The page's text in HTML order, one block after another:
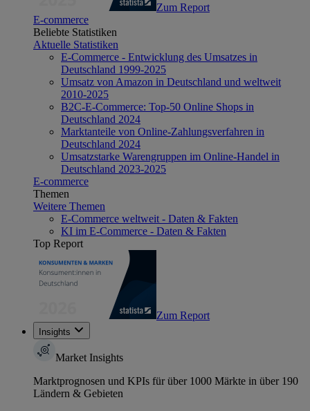
Zum Report
E-commerce
Beliebte Statistiken
Aktuelle Statistiken
E-Commerce - Entwicklung des Umsatzes in
Deutschland 1999-2025
Umsatz von Amazon in Deutschland und weltweit
2010-2025
B2C-E-Commerce: Top-50 Online Shops in
Deutschland 2024
Marktanteile von Online-Zahlungsverfahren in
Deutschland 2024
Umsatzstarke Warengruppen im Online-Handel in
Deutschland 2023-2025
E-commerce
Themen
Weitere Themen
E-Commerce weltweit - Daten & Fakten
KI im E-Commerce - Daten & Fakten
Top Report
Zum Report
Insights
Market Insights
Marktprognosen und KPIs für über 1000 Märkte in über 190
Ländern & Gebieten